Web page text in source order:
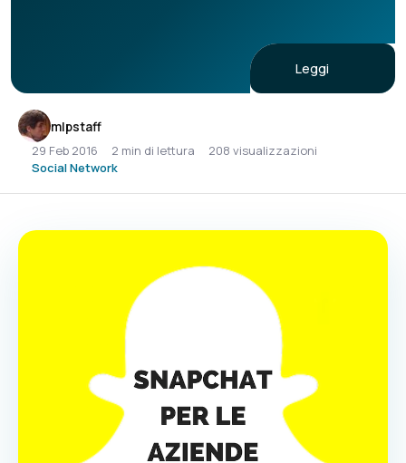
Leggi
mlpstaff
29 Feb 2016 2 min di lettura
208 visualizzazioni
Social Network